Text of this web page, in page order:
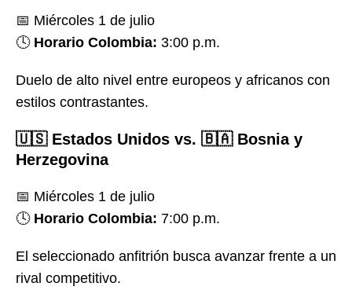
📅 Miércoles 1 de julio
🕓 Horario Colombia: 3:00 p.m.
Duelo de alto nivel entre europeos y africanos con
estilos contrastantes.
🇺🇸 Estados Unidos vs. 🇧🇦 Bosnia y
Herzegovina
📅 Miércoles 1 de julio
🕓 Horario Colombia: 7:00 p.m.
El seleccionado anfitrión busca avanzar frente a un
rival competitivo.